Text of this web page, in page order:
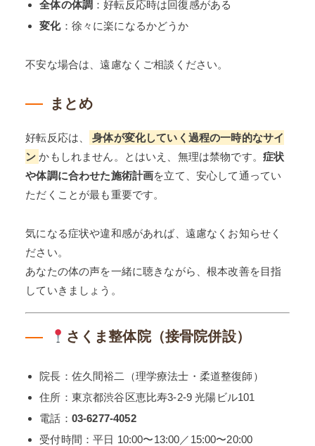
全体の体調 ：好転反応時は回復感がある
変化：徐々に楽になるかどうか
不安な場合は、遠慮なくご相談ください。
まとめ
好転反応は、
身体が変化していく過程の一時的なサイ
ン かもしれません。とはいえ、無理は禁物です。 症状
や体調に合わせた施術計画を立て、安心して通ってい
ただくことが最も重要です。
気になる症状や違和感があれば、遠慮なくお知らせく
ださい。
あなたの体の声を一緒に聴きながら、根本改善を目指
していきましょう。
さくま整体院（接骨院併設）
院長：佐久間裕二（理学療法士・柔道整復師）
住所：東京都渋谷区恵比寿3-2-9 光陽ビル101
電話： 03-6277-4052
受付時間：平日 10:00〜13:00／15:00〜20:00